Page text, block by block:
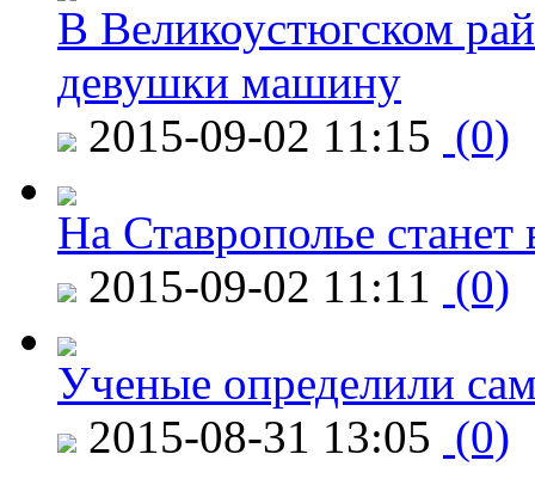
В Великоустюгском
девушки машину
2015-09-02 11:15 (0)
На Ставрополье
2015-09-02 11:11 (0)
Ученые определили
2015-08-31 13:05 (0)